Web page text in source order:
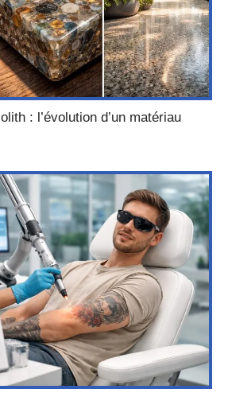
: l’évolution d’un matériau